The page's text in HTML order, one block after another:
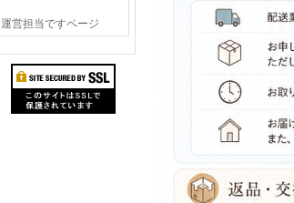
運営担当ですページ